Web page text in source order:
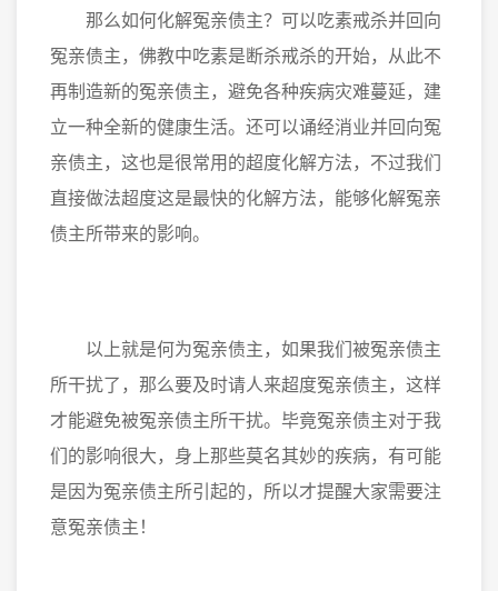
那么如何化解冤亲债主？可以吃素戒杀并回向
冤亲债主，佛教中吃素是断杀戒杀的开始，从此不
再制造新的冤亲债主，避免各种疾病灾难蔓延，建
立一种全新的健康生活。还可以诵经消业并回向冤
亲债主，这也是很常用的超度化解方法，不过我们
直接做法超度这是最快的化解方法，能够化解冤亲
债主所带来的影响。
以上就是何为冤亲债主，如果我们被冤亲债主
所干扰了，那么要及时请人来超度冤亲债主，这样
才能避免被冤亲债主所干扰。毕竟冤亲债主对于我
们的影响很大，身上那些莫名其妙的疾病，有可能
是因为冤亲债主所引起的，所以才提醒大家需要注
意冤亲债主！